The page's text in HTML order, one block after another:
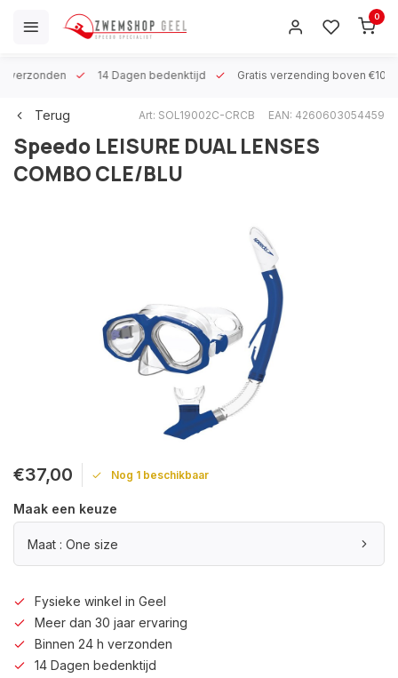
0
verzonden 14 Dagen bedenktijd Gratis verzending boven €100
Terug Art: SOL19002C-CRCB EAN: 4260603054459
Speedo LEISURE DUAL LENSES
COMBO CLE/BLU
€37,00 Nog 1 beschikbaar
Maak een keuze
Maat : One size
Fysieke winkel in Geel
Meer dan 30 jaar ervaring
Binnen 24 h verzonden
14 Dagen bedenktijd